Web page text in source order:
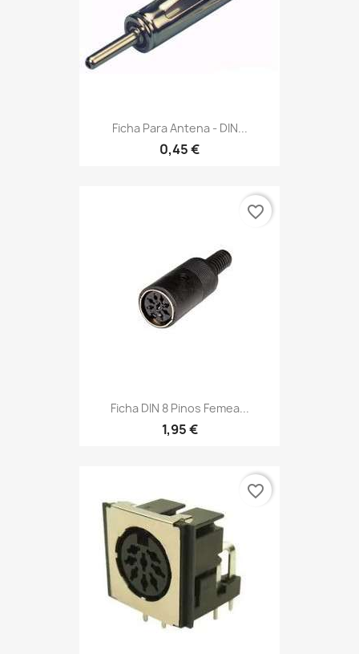
Ficha Para Antena - DIN...
0,45 €
Ficha DIN 8 Pinos Femea...
1,95 €
favorite_border
favorite_border